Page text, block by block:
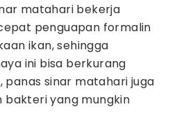
matahari bekerja
penguapan formalin
ikan, sehingga
ini bisa berkurang
panas sinar matahari juga
yang mungkin